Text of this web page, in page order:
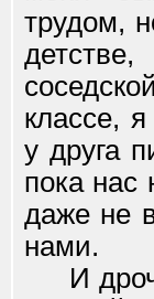
трудом,
классе,
у друга
пока нас
даже не
нами.
И